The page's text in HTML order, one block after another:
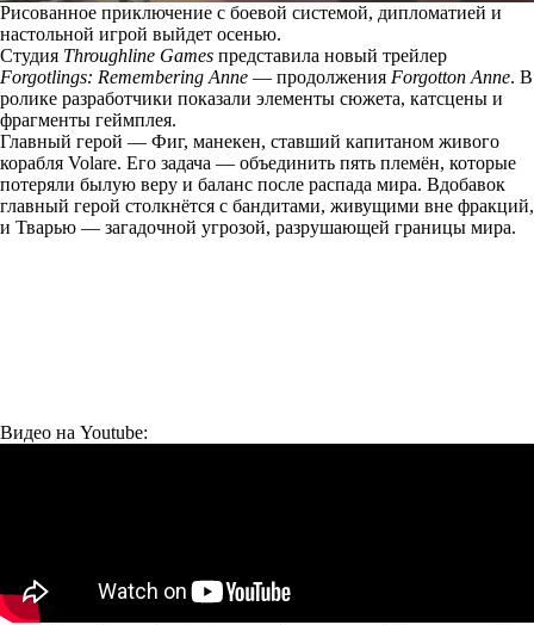
Рисованное приключение с боевой системой, дипломатией и
настольной игрой выйдет осенью.
Студия Throughline Games представила новый трейлер
Forgotlings: Remembering Anne — продолжения Forgotton Anne. В
ролике разработчики показали элементы сюжета, катсцены и
фрагменты геймплея.
Главный герой — Фиг, манекен, ставший капитаном живого
корабля Volare. Его задача — объединить пять племён, которые
потеряли былую веру и баланс после распада мира. Вдобавок
главный герой столкнётся с бандитами, живущими вне фракций,
и Тварью — загадочной угрозой, разрушающей границы мира.
Видео на Youtube: